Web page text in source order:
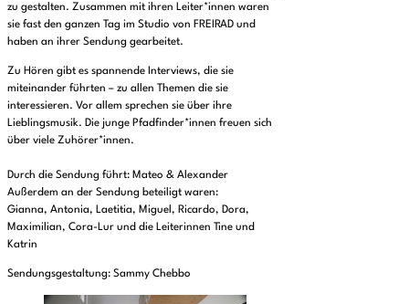
zu gestalten. Zusammen mit ihren Leiter*innen waren
sie fast den ganzen Tag im Studio von FREIRAD und
haben an ihrer Sendung gearbeitet.
Zu Hören gibt es spannende Interviews, die sie
miteinander führten – zu allen Themen die sie
interessieren. Vor allem sprechen sie über ihre
Lieblingsmusik. Die junge Pfadfinder*innen freuen sich
über viele Zuhörer*innen.
Durch die Sendung führt: Mateo & Alexander
Außerdem an der Sendung beteiligt waren:
Gianna, Antonia, Laetitia, Miguel, Ricardo, Dora,
Maximilian, Cora-Lur und die Leiterinnen Tine und
Katrin
Sendungsgestaltung: Sammy Chebbo